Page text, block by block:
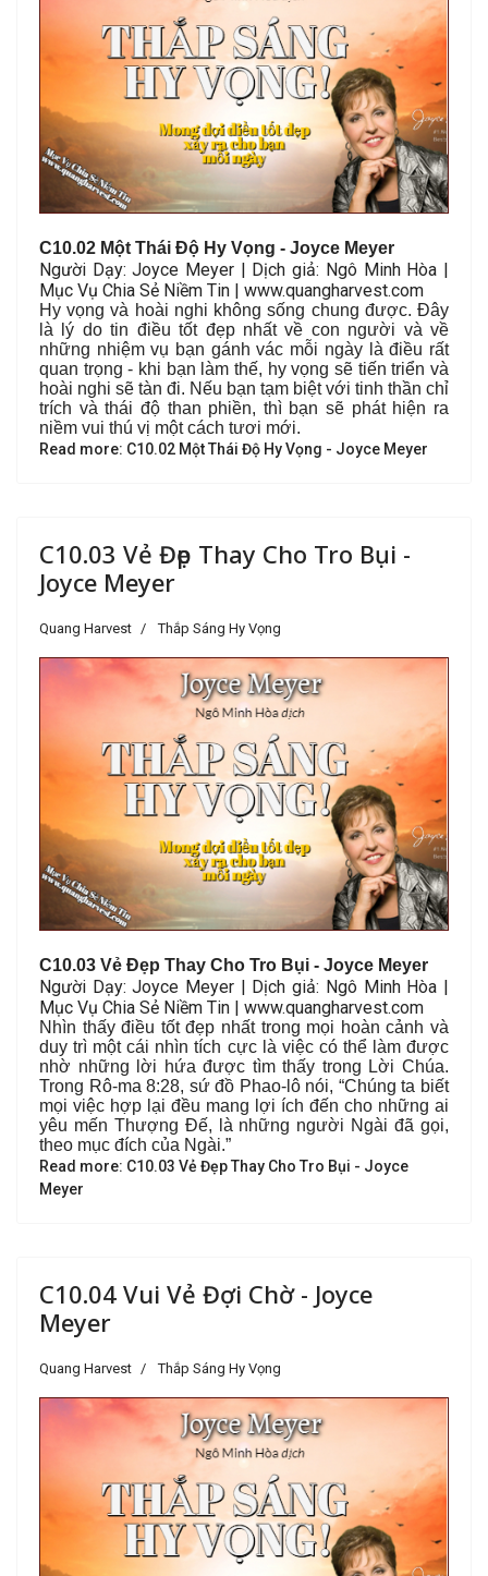
C10.02 Một Thái Độ Hy Vọng - Joyce Meyer
Người Dạy: Joyce Meyer | Dịch giả: Ngô Minh Hòa |
Mục Vụ Chia Sẻ Niềm Tin | www.quangharvest.com
Hy vọng và hoài nghi không sống chung được. Đây
là lý do tin điều tốt đẹp nhất về con người và về
những nhiệm vụ bạn gánh vác mỗi ngày là điều rất
quan trọng - khi bạn làm thế, hy vọng sẽ tiến triển và
hoài nghi sẽ tàn đi. Nếu bạn tạm biệt với tinh thần chỉ
trích và thái độ than phiền, thì bạn sẽ phát hiện ra
niềm vui thú vị một cách tươi mới.
Read more: C10.02 Một Thái Độ Hy Vọng - Joyce Meyer
C10.03 Vẻ Đẹp Thay Cho Tro Bụi -
Joyce Meyer
Quang Harvest Thắp Sáng Hy Vọng
C10.03 Vẻ Đẹp Thay Cho Tro Bụi - Joyce Meyer
Người Dạy: Joyce Meyer | Dịch giả: Ngô Minh Hòa |
Mục Vụ Chia Sẻ Niềm Tin | www.quangharvest.com
Nhìn thấy điều tốt đẹp nhất trong mọi hoàn cảnh và
duy trì một cái nhìn tích cực là việc có thể làm được
nhờ những lời hứa được tìm thấy trong Lời Chúa.
Trong Rô-ma 8:28, sứ đồ Phao-lô nói, “Chúng ta biết
mọi việc hợp lại đều mang lợi ích đến cho những ai
yêu mến Thượng Đế, là những người Ngài đã gọi,
theo mục đích của Ngài.”
Read more: C10.03 Vẻ Đẹp Thay Cho Tro Bụi - Joyce
Meyer
C10.04 Vui Vẻ Đợi Chờ - Joyce
Meyer
Quang Harvest Thắp Sáng Hy Vọng